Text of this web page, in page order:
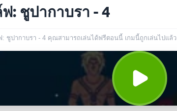
: ชูปากาบรา - 4
ชูปากาบรา - 4 คุณสามารถเล่นได้ฟรีตอนนี้ เกมนี้ถูกเล่นไปแล้ว